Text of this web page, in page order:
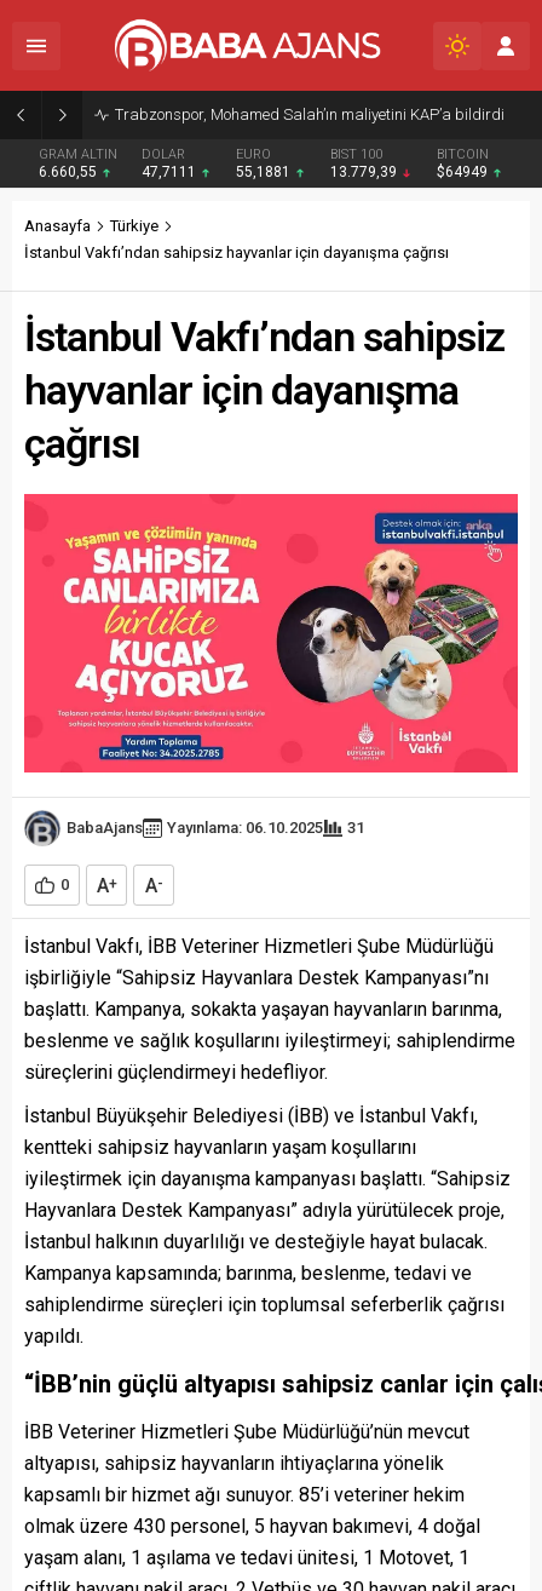
Trabzonspor, Mohamed Salah’ın maliyetini KAP’a bildirdi
GRAM ALTIN
6.660,55
DOLAR
47,7111
EURO
55,1881
BIST 100
13.779,39
BITCOIN
$64949
Anasayfa
Türkiye
İstanbul Vakfı’ndan sahipsiz hayvanlar için dayanışma çağrısı
İstanbul Vakfı’ndan sahipsiz
hayvanlar için dayanışma
çağrısı
BabaAjans Yayınlama: 06.10.2025 31
0 A+ A-
İstanbul Vakfı, İBB Veteriner Hizmetleri Şube Müdürlüğü
işbirliğiyle “Sahipsiz Hayvanlara Destek Kampanyası”nı
başlattı. Kampanya, sokakta yaşayan hayvanların barınma,
beslenme ve sağlık koşullarını iyileştirmeyi; sahiplendirme
süreçlerini güçlendirmeyi hedefliyor.
İstanbul Büyükşehir Belediyesi (İBB) ve İstanbul Vakfı,
kentteki sahipsiz hayvanların yaşam koşullarını
iyileştirmek için dayanışma kampanyası başlattı. “Sahipsiz
Hayvanlara Destek Kampanyası” adıyla yürütülecek proje,
İstanbul halkının duyarlılığı ve desteğiyle hayat bulacak.
Kampanya kapsamında; barınma, beslenme, tedavi ve
sahiplendirme süreçleri için toplumsal seferberlik çağrısı
yapıldı.
“İBB’nin güçlü altyapısı sahipsiz canlar için ç
İBB Veteriner Hizmetleri Şube Müdürlüğü’nün mevcut
altyapısı, sahipsiz hayvanların ihtiyaçlarına yönelik
kapsamlı bir hizmet ağı sunuyor. 85’i veteriner hekim
olmak üzere 430 personel, 5 hayvan bakımevi, 4 doğal
yaşam alanı, 1 aşılama ve tedavi ünitesi, 1 Motovet, 1